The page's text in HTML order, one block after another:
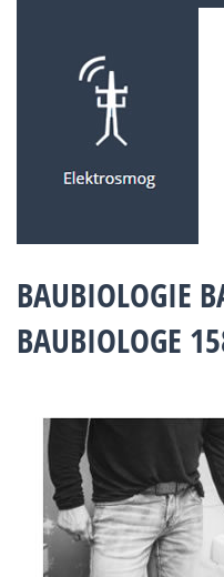
BAUBIOLOGIE
BAUBIOLOGE